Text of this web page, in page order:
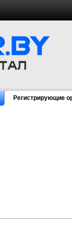
Регистрирующие